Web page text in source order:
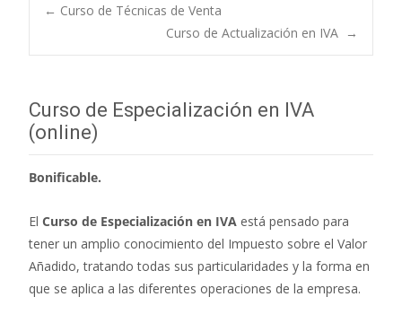
Navegación de
entradas
← Curso de Técnicas de Venta
Curso de Actualización en IVA →
Curso de Especialización en IVA
(online)
Bonificable.
El Curso de Especialización en IVA está pensado para
tener un amplio conocimiento del Impuesto sobre el Valor
Añadido, tratando todas sus particularidades y la forma en
que se aplica a las diferentes operaciones de la empresa.